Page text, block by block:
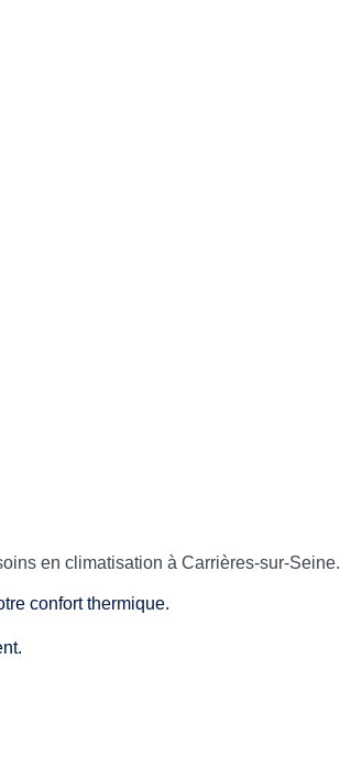
en climatisation à Carrières-sur-Seine.
confort thermique.